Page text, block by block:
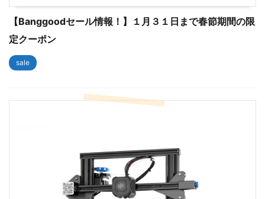
【Banggoodセール情報！】１月３１日まで春節期間の限
定クーポン
sale